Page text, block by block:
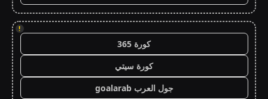
!
كورة 365
كورة سيتي
جول العرب goalarab